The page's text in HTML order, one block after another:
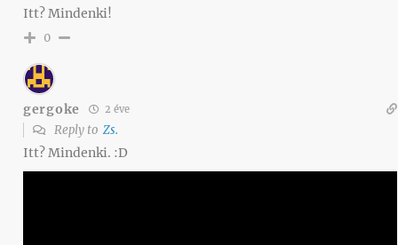
Itt? Mindenki!
0
gergoke 2 éve
Reply to Zs.
Itt? Mindenki. :D